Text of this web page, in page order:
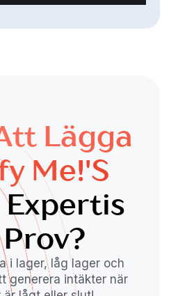
Lägga
Me!'s
i lager, låg lager och
generera intäkter när